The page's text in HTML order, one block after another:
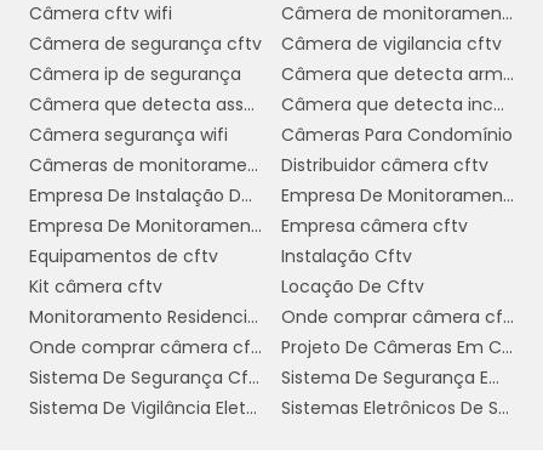
Câmera cftv wifi
Câmera de monitoramento cftv
Câmera de segurança cftv
Câmera de vigilancia cftv
Câmera ip de segurança
Câmera que detecta armas
Câmera que detecta assalto
Câmera que detecta incêndio
Câmera segurança wifi
Câmeras Para Condomínio
Câmeras de monitoramento wifi
Distribuidor câmera cftv
Empresa De Instalação De Cftv
Empresa De Monitoramento De Câmeras
Empresa De Monitoramento Residencial
Empresa câmera cftv
Equipamentos de cftv
Instalação Cftv
Kit câmera cftv
Locação De Cftv
Monitoramento Residencial Preço
Onde comprar câmera cftv
Onde comprar câmera cftv residencial
Projeto De Câmeras Em Condomínio
Sistema De Segurança Cftv Digital
Sistema De Segurança Empresarial
Sistema De Vigilância Eletrônica
Sistemas Eletrônicos De Segurança